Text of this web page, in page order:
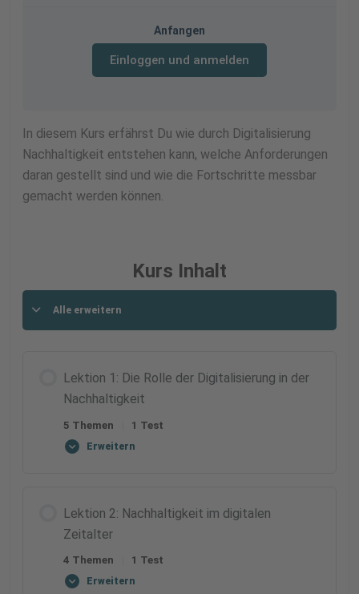
Anfangen
Einloggen und anmelden
In diesem Kurs erfährst Du wie durch Digitalisierung
Nachhaltigkeit entstehen kann, welche Anforderungen
daran gestellt sind und wie die Fortschritte messbar
gemacht werden können.
Kurs Inhalt
Alle erweitern
Lektion 1: Die Rolle der Digitalisierung in der
Nachhaltigkeit
5 Themen 1 Test
Erweitern
0/5 Schritte
Die wachsende Bedeutung von Nachhaltigkeit und
Lektion 2: Nachhaltigkeit im digitalen
Zeitalter
4 Themen 1 Test
Erweitern